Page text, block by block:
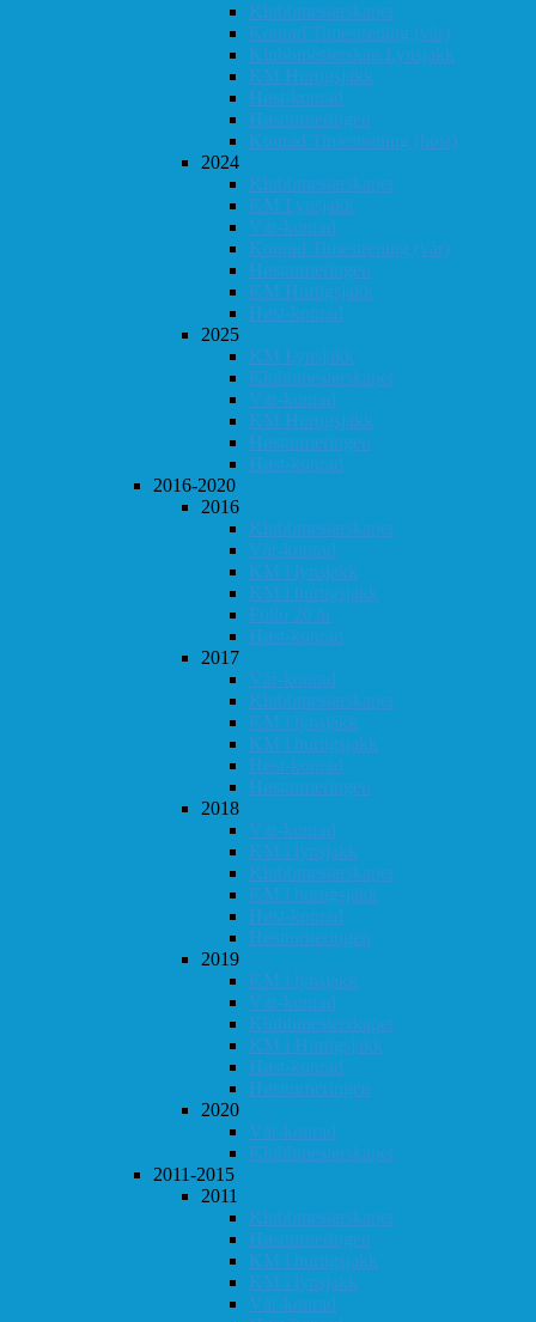
Klubbmesterskapet
Konrad Timestrening (vår)
Klubbmesterskap Lynsjakk
KM Hurtigsjakk
Høst-konrad
Høstturneringen
Konrad Timestrening (høst)
2024
Klubbmesterskapet
KM Lynsjakk
Vår-konrad
Konrad Timestrening (vår)
Høstturneringen
KM Hurtigsjakk
Høst-konrad
2025
KM Lynsjakk
Klubbmesterskapet
Vår-konrad
KM Hurtigsjakk
Høstturneringen
Høst-konrad
2016-2020
2016
Klubbmesterskapet
Vår-konrad
KM i lynsjakk
KM i hurtigsjakk
Follo 20 år
Høst-konrad
2017
Vår-konrad
Klubbmesterskapet
KM i lynsjakk
KM i hurtigsjakk
Høst-konrad
Høstturneringen
2018
Vår-konrad
KM i lynsjakk
Klubbmesterskapet
KM i hurtigsjakk
Høst-konrad
Høstturneringen
2019
KM i lynsjakk
Vår-konrad
Klubbmesterskapet
KM i Hurtigsjakk
Høst-konrad
Høstturneringen
2020
Vår-konrad
Klubbmesterskapet
2011-2015
2011
Klubbmesterskapet
Høstturneringen
KM i hurtigsjakk
KM i lynsjakk
Vår-konrad